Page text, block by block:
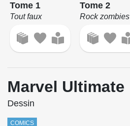
Tome 1
Tout faux
Tome 2
Rock zombies
Marvel Ultimate
Dessin
COMICS